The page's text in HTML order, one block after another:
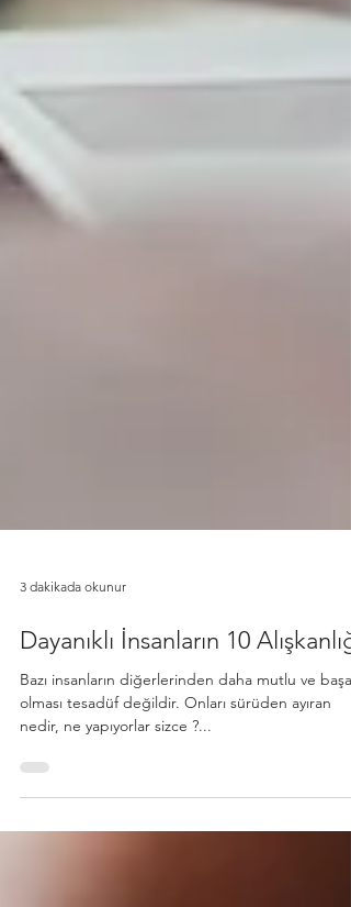
Dayanıklı İnsanların 10 Alışkanlığı
Bazı insanların diğerlerinden daha mutlu ve
olması tesadüf değildir. Onları sürüden ayıran
nedir, ne yapıyorlar sizce ?...